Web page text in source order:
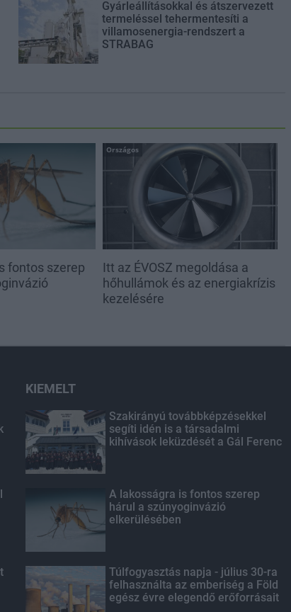
Gyárleállításokkal és átszervezett
termeléssel tehermentesíti a
villamosenergia-rendszert a
STRABAG
fontos szerep
Országos
Itt az ÉVOSZ megoldása a
hőhullámok és az energiakrízis
kezelésére
KIEMELT
Szakirányú továbbképzésekkel
segíti idén is a társadalmi
kihívások leküzdését a Gál Ferenc
A lakosságra is fontos szerep
hárul a szúnyoginvázió
elkerülésében
Túlfogyasztás napja - július 30-ra
felhasználta az emberiség a Föld
egész évre elegendő erőforrásait